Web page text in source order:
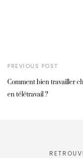
PREVIOUS POST
Comment bien travailler
en télétravail ?